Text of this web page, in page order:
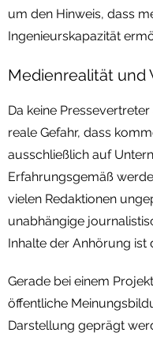
um den Hinweis, dass
Ingenieurskapazität
Medienrealität und
Da keine
reale Gefahr, dass
ausschließlich auf
Erfahrungsgemäß
vielen Redaktionen
unabhängige
Inhalte der Anhörung ist
Gerade bei einem
öffentliche
Darstellung geprägt